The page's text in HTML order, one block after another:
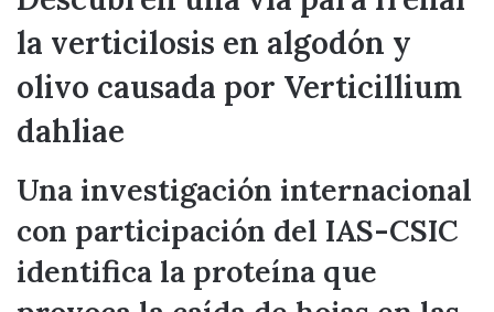
la verticilosis en algodón y
olivo causada por Verticillium
dahliae
Una investigación internacional
con participación del IAS-CSIC
identifica la proteína que